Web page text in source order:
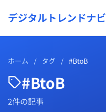
デジタルトレンドナビ
ホーム / タグ / #BtoB
#BtoB
2件の記事